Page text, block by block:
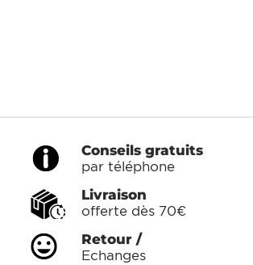
Conseils gratuits
par téléphone
Livraison
offerte dès 70€
Retour /
Echanges